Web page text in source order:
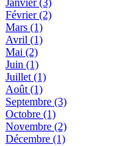
Janvier(3)
Février(2)
Mars (1)
Avril (1)
Mai (2)
Juin (1)
Juillet(1)
Août(1)
Septembre (3)
Octobre (1)
Novembre (2)
Décembre (1)